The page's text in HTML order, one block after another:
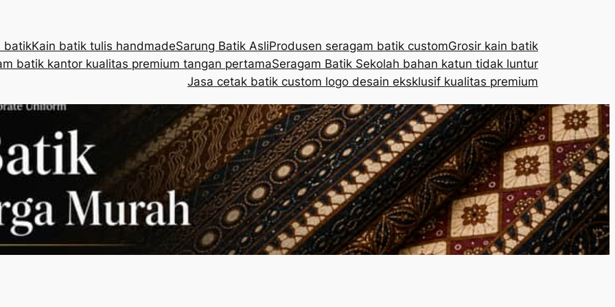
batikKain batik tulis handmadeSarung Batik AsliProdusen seragam batik customGrosir kain batik
batik kantor kualitas premium tangan pertamaSeragam Batik Sekolah bahan katun tidak luntur
Jasa cetak batik custom logo desain eksklusif kualitas premium